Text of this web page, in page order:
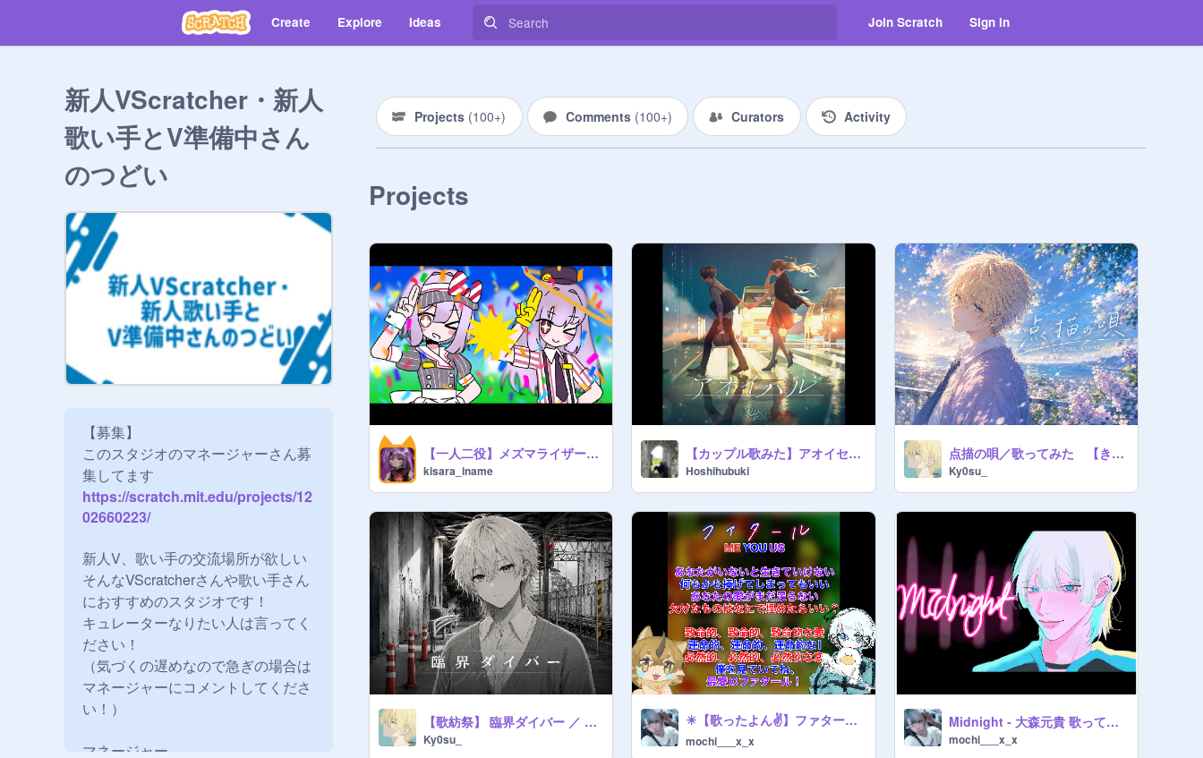
Create Explore Ideas Join Scratch Sign in
新人VScratcher・新人
歌い手とV準備中さん
のつどい
【募集】
このスタジオのマネージャーさん募
集してます
https://scratch.mit.edu/projects/12
02660223/
新人V、歌い手の交流場所が欲しい
そんなVScratcherさんや歌い手さん
におすすめのスタジオです！
キュレーターなりたい人は言ってく
ださい！
（気づくの遅めなので急ぎの場合は
マネージャーにコメントしてくださ
い！）
Projects (100+) Comments (100+) Curators Activity
Projects
【一人二役】メズマライザー／稲目きさら
kisara_iname
【カップル歌みた】アオイセカイ/ミセカイ
Hoshihubuki
点描の唄／歌ってみた 【きょすけ】
Ky0su_
【歌紡祭】 臨界ダイバー ／ 歌ってみた - きょすけ
Ky0su_
☀【歌ったよん✌】ファタール / GEMN covered by れみぁ＆みさきち
mochi___x_x
Midnight ‐ 大森元貴 歌ってみた【天ヶ瀬みさ】
mochi___x_x